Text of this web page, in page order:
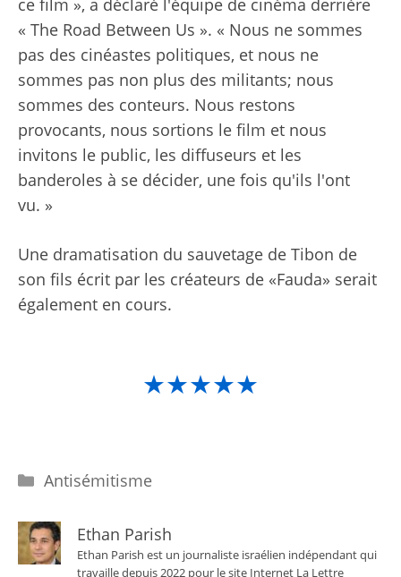
ce film », a déclaré l'équipe de cinéma derrière
« The Road Between Us ». « Nous ne sommes
pas des cinéastes politiques, et nous ne
sommes pas non plus des militants; nous
sommes des conteurs. Nous restons
provocants, nous sortions le film et nous
invitons le public, les diffuseurs et les
banderoles à se décider, une fois qu'ils l'ont
vu. »
Une dramatisation du sauvetage de Tibon de
son fils écrit par les créateurs de «Fauda» serait
également en cours.
★★★★★
Catégories
Antisémitisme
Ethan Parish
Ethan Parish est un journaliste israélien indépendant qui
travaille depuis 2022 pour le site Internet La Lettre